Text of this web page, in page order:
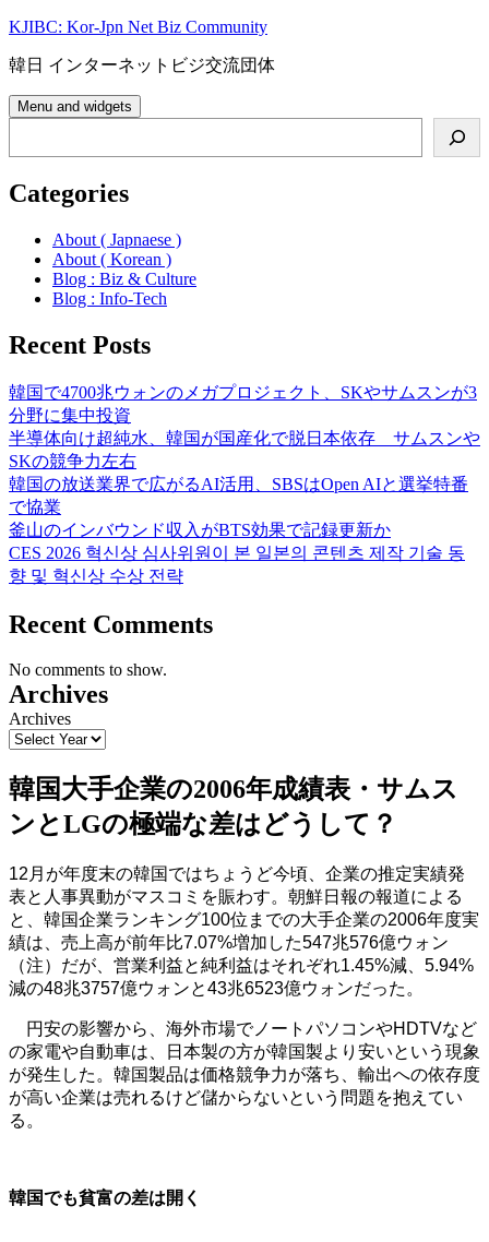
Skip
content
KJIBC: Kor-Jpn Net Biz Community
韓日 インターネットビジ交流団体
Menu and widgets
Categories
About ( Japnaese )
About ( Korean )
Blog : Biz & Culture
Blog : Info-Tech
Recent Posts
韓国で4700兆ウォンのメガプロジェクト、SKやサムスンが3
分野に集中投資
半導体向け超純水、韓国が国産化で脱日本依存 サムスンや
SKの競争力左右
韓国の放送業界で広がるAI活用、SBSはOpen AIと選挙特番
で協業
釜山のインバウンド収入がBTS効果で記録更新か
CES 2026 혁신상 심사위원이 본 일본의 콘텐츠 제작 기술 동
향 및 혁신상 수상 전략
Recent Comments
No comments to show.
Archives
Archives
韓国大手企業の2006年成績表・サムス
ンとLGの極端な差はどうして？
12月が年度末の韓国ではちょうど今頃、企業の推定実績発
表と人事異動がマスコミを賑わす。朝鮮日報の報道による
と、韓国企業ランキング100位までの大手企業の2006年度実
績は、売上高が前年比7.07%増加した547兆576億ウォン
（注）だが、営業利益と純利益はそれぞれ1.45%減、5.94%
減の48兆3757億ウォンと43兆6523億ウォンだった。
円安の影響から、海外市場でノートパソコンやHDTVなど
の家電や自動車は、日本製の方が韓国製より安いという現象
が発生した。韓国製品は価格競争力が落ち、輸出への依存度
が高い企業は売れるけど儲からないという問題を抱えてい
る。
韓国でも貧富の差は開く